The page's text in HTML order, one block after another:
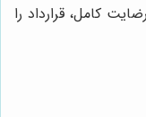
کامل، قرارداد را